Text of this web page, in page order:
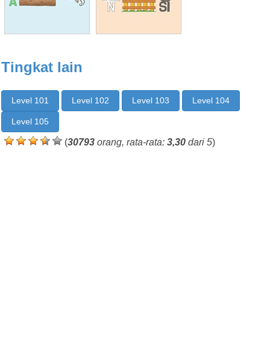
Tingkat lain
Level 101 Level 102 Level 103 Level 104
Level 105
(30793 orang, rata-rata: 3,30 dari 5)